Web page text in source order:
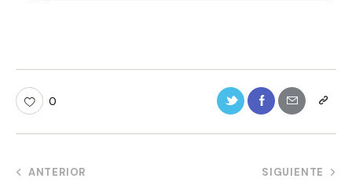
0
ANTERIOR SIGUIENTE